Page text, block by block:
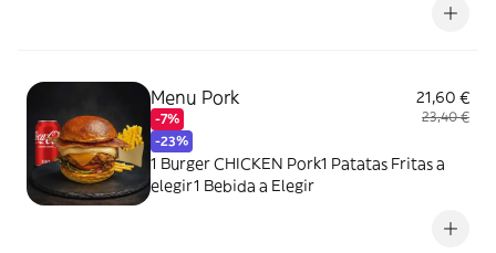
Menu Pork
-7%
-23%
21,60 €
23,40 €
1 Burger CHICKEN Pork1 Patatas Fritas a
elegir1 Bebida a Elegir